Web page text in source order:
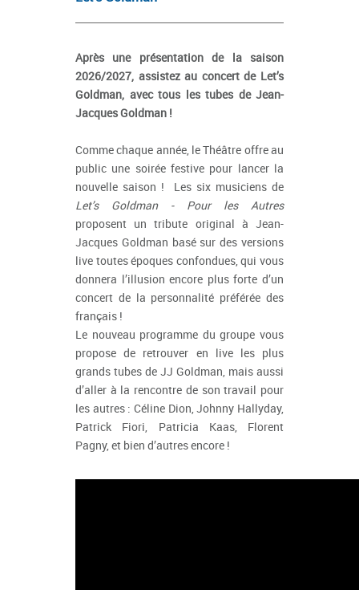
Après une présentation de la saison
2026/2027, assistez au concert de Let’s
Goldman, avec tous les tubes de Jean-
Jacques Goldman !
Comme chaque année, le Théâtre offre au
public une soirée festive pour lancer la
nouvelle saison ! Les six musiciens de
Let’s Goldman - Pour les Autres
proposent un tribute original à Jean-
Jacques Goldman basé sur des versions
live toutes époques confondues, qui vous
donnera l’illusion encore plus forte d’un
concert de la personnalité préférée des
français !
Le nouveau programme du groupe vous
propose de retrouver en live les plus
grands tubes de JJ Goldman, mais aussi
d’aller à la rencontre de son travail pour
les autres : Céline Dion, Johnny Hallyday,
Patrick Fiori, Patricia Kaas, Florent
Pagny, et bien d’autres encore !